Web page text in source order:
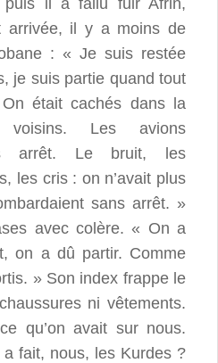
arrivée, il y a moins de
: « Je suis restée
je suis partie quand tout
était cachés dans la
Les avions
arrêt. Le bruit, les
les cris : on n’avait plus
sans arrêt. »
avec colère. « On a
on a dû partir. Comme
» Son index frappe le
ni vêtements.
qu’on avait sur nous.
a fait, nous, les Kurdes ?